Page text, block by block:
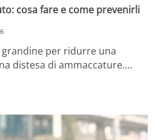
cosa fare e come prevenirli
per ridurre una
distesa di ammaccature.…